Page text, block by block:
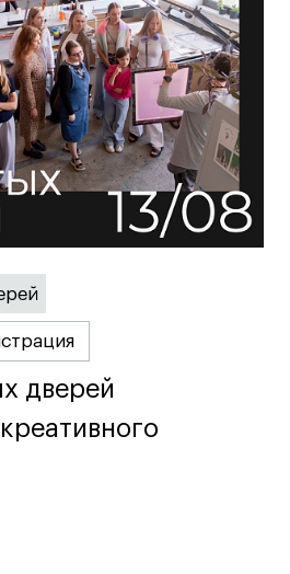
дверей
дверей